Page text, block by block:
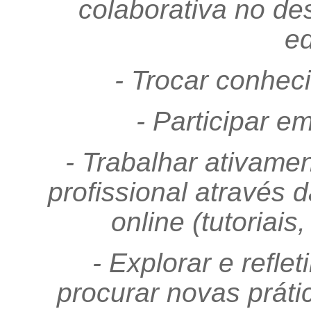
colaborativa no
- Trocar
- Participar
- Trabalhar
profissional através
online
- Explorar e
procurar novas